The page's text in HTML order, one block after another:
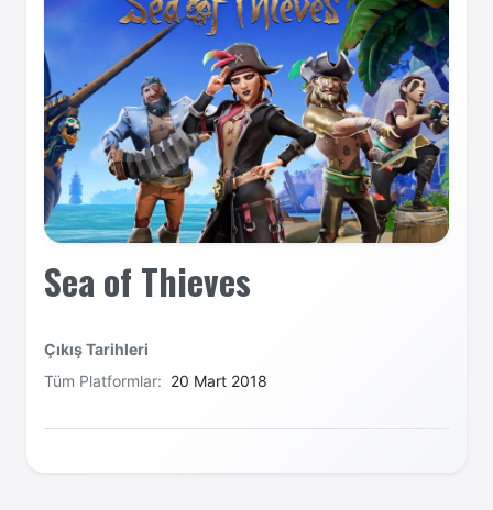
Sea of Thieves
Çıkış Tarihleri
Tüm Platformlar: 20 Mart 2018